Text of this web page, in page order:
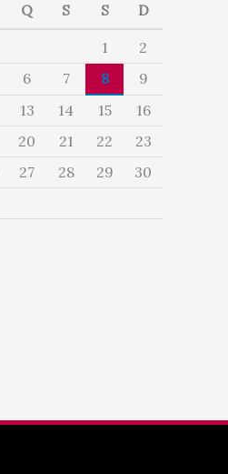
Q S S D
1
2
6 7 8
9
13 14 15
16
20 21 22
23
27 28 29
30